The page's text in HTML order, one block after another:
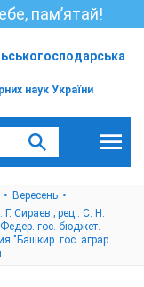
пам’ятай!
наук України
Вересень
Сираев ; рец.: С. Н.
гос. бюджет.
"Башкир. гос. аграр.